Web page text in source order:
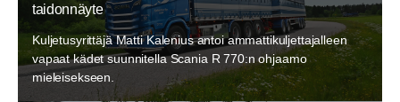
taidonnäyte
Kuljetusyrittäjä Matti Kalenius antoi ammattikuljettajalleen
vapaat kädet suunnitella Scania R 770:n ohjaamo
mieleisekseen.